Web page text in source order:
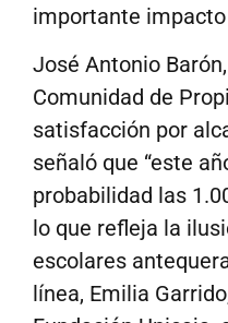
importante
José Antonio
Comunidad de
satisfacción por
señaló que “este
probabilidad las
lo que refleja la
escolares
línea, Emilia